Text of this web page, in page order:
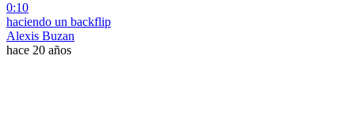
0:10
haciendo un backflip
Alexis Buzan
hace 20 años